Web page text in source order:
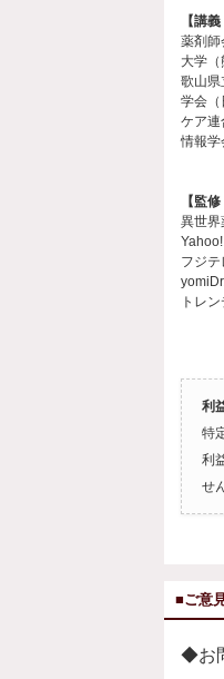
【講
薬剤師
大学
歌山県
学会（
ケア連
情報学
【監
異世界
フジテ
トレ
利
特
利
せ
■ご意
◆お